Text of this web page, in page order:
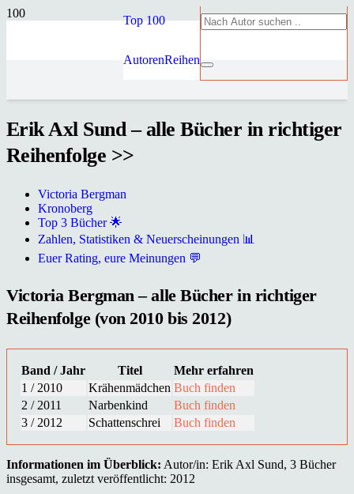
Top 100
AutorenReihen
Erik Axl Sund – alle Bücher in richtiger
Reihenfolge >>
Victoria Bergman
Kronoberg
Top 3 Bücher 🌟
Zahlen, Statistiken & Neuerscheinungen 📊
Euer Rating, eure Meinungen 💬
Victoria Bergman – alle Bücher in richtiger
Reihenfolge (von 2010 bis 2012)
Band / Jahr Titel
Mehr erfahren
1 / 2010
Krähenmädchen Buch finden
2 / 2011
Narbenkind
Buch finden
3 / 2012
Schattenschrei Buch finden
Informationen im Überblick: Autor/in: Erik Axl Sund, 3 Bücher
insgesamt, zuletzt veröffentlicht: 2012